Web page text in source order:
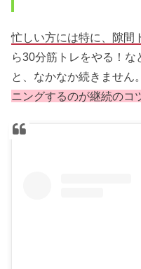
忙しい方には特に、隙間
ら30分筋トレをやる！な
と、なかなか続きません
ニングするのが継続のコ